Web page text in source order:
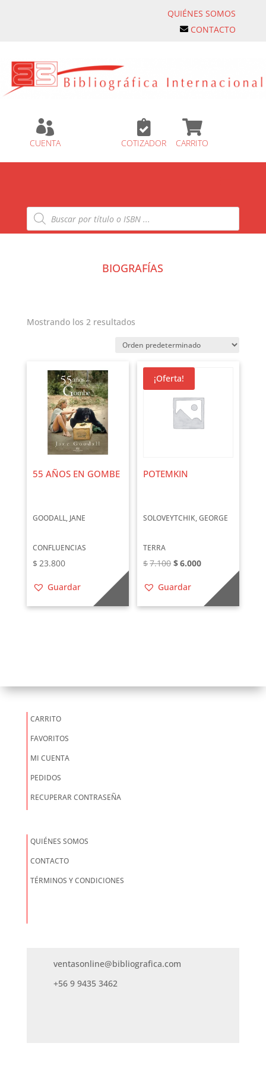
QUIÉNES SOMOS
CONTACTO

CUENTA

COTIZADOR

CARRITO
Búsqueda
de
productos
BIOGRAFÍAS
Mostrando los 2 resultados
55 AÑOS EN GOMBE
GOODALL, JANE
CONFLUENCIAS
$ 23.800
Guardar
¡Oferta!
POTEMKIN
SOLOVEYTCHIK, GEORGE
TERRA
$7.100 El
original
era:
$6.000El
actual
es:
Guardar
CARRITO
FAVORITOS
MI CUENTA
PEDIDOS
RECUPERAR CONTRASEÑA
QUIÉNES SOMOS
CONTACTO
TÉRMINOS Y CONDICIONES
ventasonline@bibliografica.com
+56 9 9435 3462